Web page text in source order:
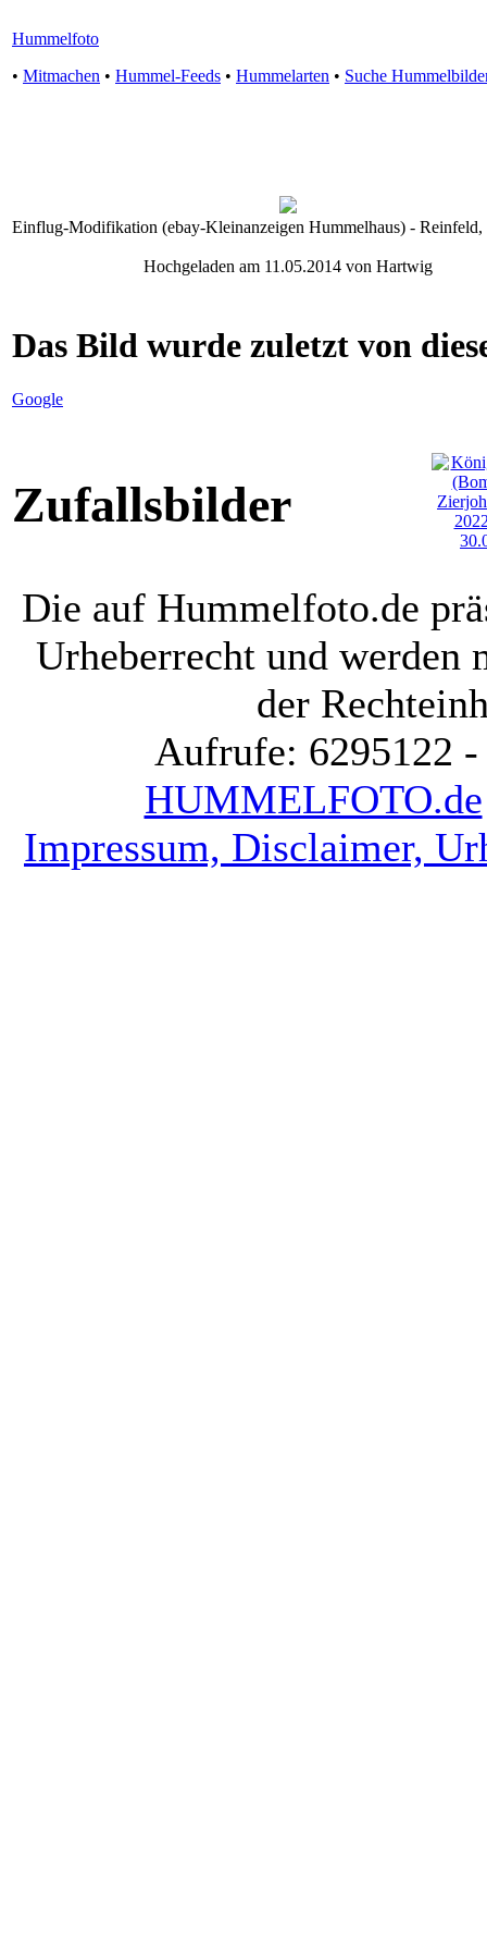
Hummelfoto
• Mitmachen • Hummel-Feeds • Hummelarten • Suche
Einflug-Modifikation (ebay-Kleinanzeigen Hummelhaus) - Reinfeld,
Hochgeladen am 11.05.2014 von Hartwig
Das Bild wurde zuletzt von
Google
Zufallsbilder
Die auf Hummelfoto.de
Urheberrecht und werden
der
Aufrufe: 6295122
HUMMELFOTO.de
Impressum, Disclaimer,